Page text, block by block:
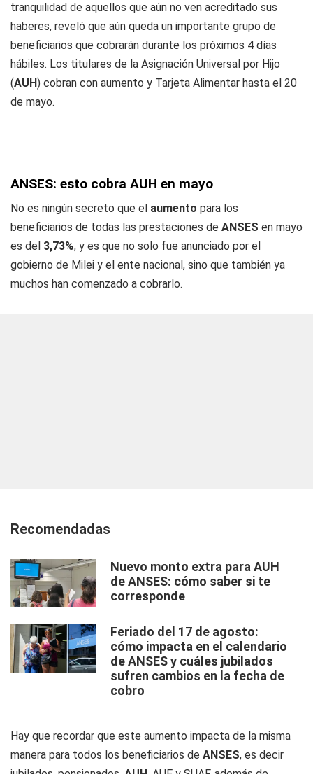
tranquilidad de aquellos que aún no ven acreditado sus
haberes, reveló que aún queda un importante grupo de
beneficiarios que cobrarán durante los próximos 4 días
hábiles. Los titulares de la Asignación Universal por Hijo
(AUH) cobran con aumento y Tarjeta Alimentar hasta el 20
de mayo.
ANSES: esto cobra AUH en mayo
No es ningún secreto que el aumento para los
beneficiarios de todas las prestaciones de ANSES en mayo
es del 3,73%, y es que no solo fue anunciado por el
gobierno de Milei y el ente nacional, sino que también ya
muchos han comenzado a cobrarlo.
Recomendadas
Nuevo monto extra para AUH
de ANSES: cómo saber si te
corresponde
Feriado del 17 de agosto:
cómo impacta en el calendario
de ANSES y cuáles jubilados
sufren cambios en la fecha de
cobro
Hay que recordar que este aumento impacta de la misma
manera para todos los beneficiarios de ANSES, es decir